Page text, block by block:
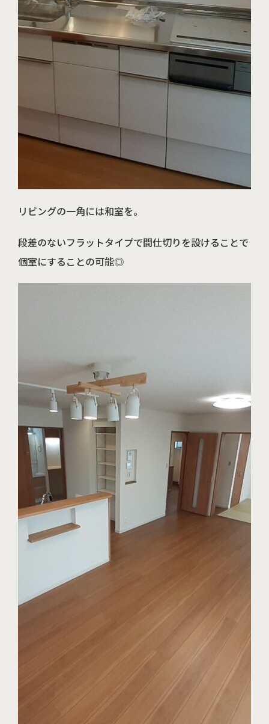
リビングの一角には和室を。
段差のないフラットタイプで間仕切りを設けることで
個室にすることの可能◎